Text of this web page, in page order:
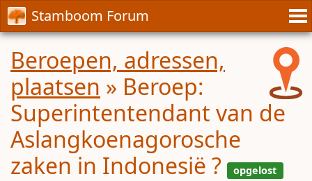
Stamboom Forum
Beroepen, adressen,
plaatsen » Beroep:
Superintentendant van de
Aslangkoenagorosche
zaken in Indonesië ?